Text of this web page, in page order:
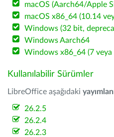
macOS (Aarch64/Apple
macOS x86_64 (10.14
Windows (32 bit,
Windows Aarch64
Windows x86_64 (7
Kullanılabilir Sürümler
LibreOffice aşağıdaki
26.2.5
26.2.4
26.2.3